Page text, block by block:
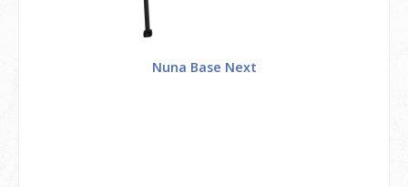
Nuna Base Next